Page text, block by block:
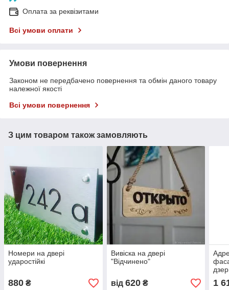
Оплата за реквізитами
Всі умови оплати
Умови повернення
Законом не передбачено повернення та обмін даного товару
належної якості
Всі умови повернення
З цим товаром також замовляють
Номери на двері
ударостійкі
880 ₴
Вивіска на двері
"Відчинено"
від 620₴ 1